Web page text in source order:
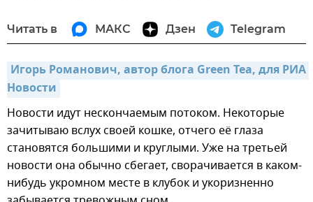
Читать в МАКС Дзен Telegram
Игорь Романович, автор блога Green Tea, для РИА
Новости
Новости идут нескончаемым потоком. Некоторые
зачитываю вслух своей кошке, отчего её глаза
становятся большими и круглыми. Уже на третьей
новости она обычно сбегает, сворачивается в каком-
нибудь укромном месте в клубок и укоризненно